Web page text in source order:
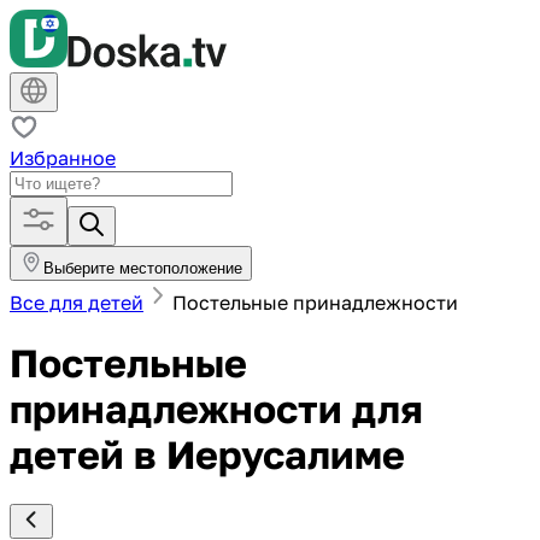
Избранное
Выберите местоположение
Все для детей Постельные принадлежности
Постельные
принадлежности для
детей в Иерусалиме